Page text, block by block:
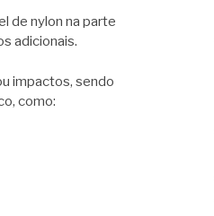
de nylon na parte
adicionais.
impactos, sendo
como: